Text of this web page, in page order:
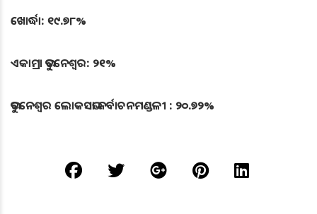
ଖୋର୍ଦ୍ଧା: ୧୯.୭୮%
ଏକାମ୍ରା ଭୁବନେଶ୍ୱର: ୨୧%
ଭୁବନେଶ୍ୱର ଲୋକସଭା ନର୍ବାଚନମଣ୍ଡଳୀ : ୨୦.୭୨%